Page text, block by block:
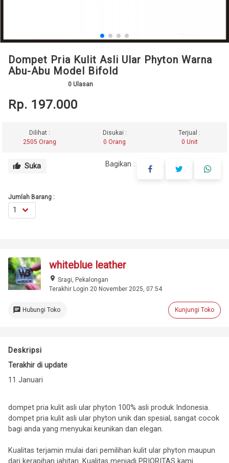
Dompet Pria Kulit Asli Ular Phyton Warna
Abu-Abu Model Bifold
0 Ulasan
Rp. 197.000
Dilihat :
2505 Orang
Disukai :
0 Orang
Terjual :
0 Unit
thumb_up Suka Bagikan :
Jumlah Barang :
whiteblue leather
place Sragi, Pekalongan
Terakhir Login 20 November 2025, 07:54
chat Hubungi Toko Kunjungi Toko
Deskripsi
Terakhir di update
11 Januari
dompet pria kulit asli ular phyton 100% asli produk Indonesia.
dompet pria kulit asli ular phyton unik dan spesial, sangat cocok
bagi anda yang menyukai keunikan dan elegan.
Kualitas terjamin mulai dari pemilihan kulit ular phyton maupun
dari kerapihan jahitan. Kualitas menjadi PRIORITAS kami.